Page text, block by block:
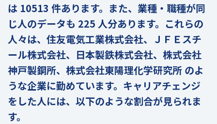
は 10513 件あります。また、業種・職種が同
じ人のデータも 225 人分あります。これらの
人々は、住友電気工業株式会社、ＪＦＥスチ
ール株式会社、日本製鉄株式会社、株式会社
神戸製鋼所、株式会社東陽理化学研究所 のよ
うな企業に勤めています。キャリアチェンジ
をした人には、以下のような割合が見られま
す。